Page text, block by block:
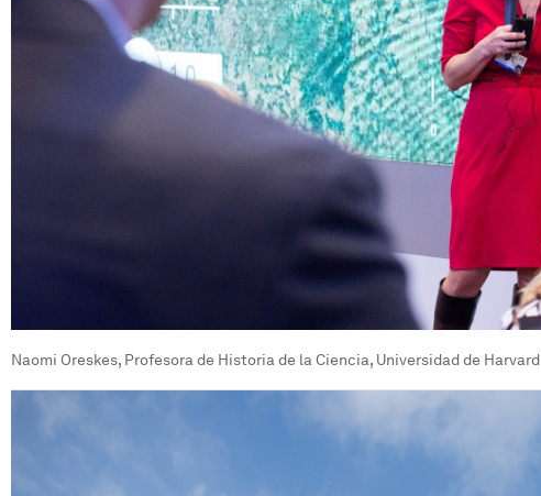
Naomi Oreskes, Profesora de Historia de la Ciencia, Universidad de Harvard